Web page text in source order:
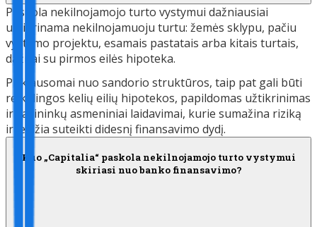
Paskola nekilnojamojo turto vystymui dažniausiai
užtikrinama nekilnojamuoju turtu: žemės sklypu, pačiu
vystymo projektu, esamais pastatais arba kitais turtais,
dažnai su pirmos eilės hipoteka.
Priklausomai nuo sandorio struktūros, taip pat gali būti
reikalingos kelių eilių hipotekos, papildomas užtikrinimas
ir savininkų asmeniniai laidavimai, kurie sumažina riziką
ir leidžia suteikti didesnį finansavimo dydį.
Kuo „Capitalia“ paskola nekilnojamojo turto vystymui
skiriasi nuo banko finansavimo?